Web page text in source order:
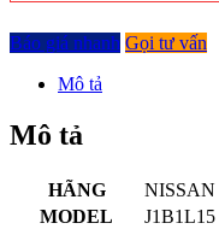
Báo giá nhanh Gọi tư vấn
Mô tả
Mô tả
HÃNG NISSAN
MODEL
J1B1L15